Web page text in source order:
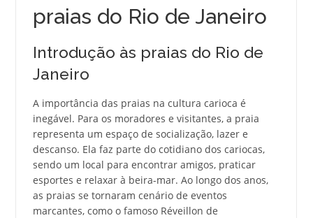
praias do Rio de Janeiro
Introdução às praias do Rio de
Janeiro
A importância das praias na cultura carioca é
inegável. Para os moradores e visitantes, a praia
representa um espaço de socialização, lazer e
descanso. Ela faz parte do cotidiano dos cariocas,
sendo um local para encontrar amigos, praticar
esportes e relaxar à beira-mar. Ao longo dos anos,
as praias se tornaram cenário de eventos
marcantes, como o famoso Réveillon de